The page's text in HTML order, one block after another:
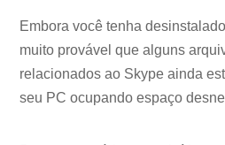
Embora você tenha
muito provável que alguns
relacionados ao Skype ainda
seu PC ocupando espaço